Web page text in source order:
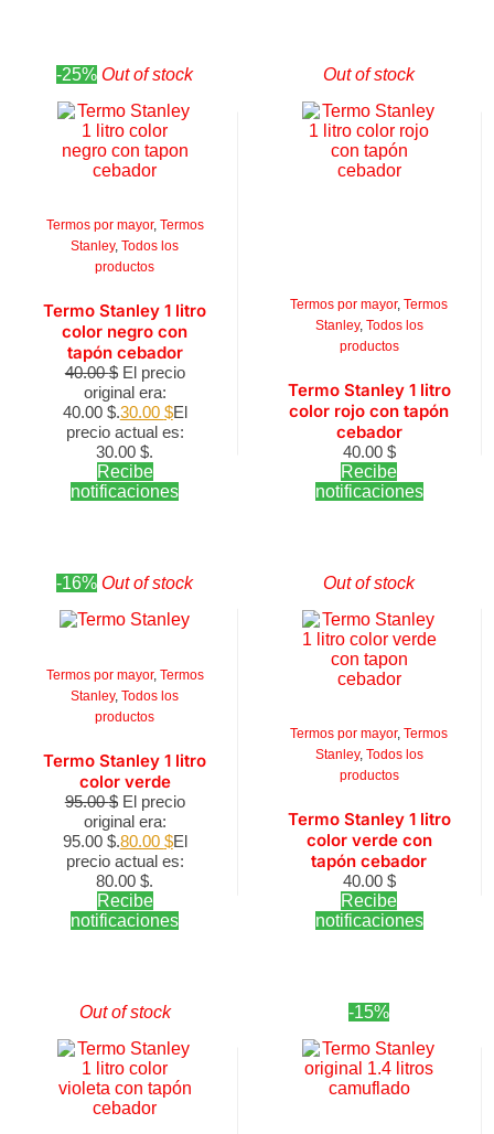
-25% Out of stock
Termos por mayor, Termos
Stanley,Todos los
productos
Termo Stanley 1 litro
color negro con
tapón cebador
40.00$ El precio
original era:
40.00 $.30.00 $El
precio actual es:
30.00 $.
Recibe
notificaciones
Out of stock
Termos por mayor,Termos
Stanley, Todos los
productos
Termo Stanley 1 litro
color rojo con tapón
cebador
40.00 $
Recibe
notificaciones
-16% Out of stock
Termos por mayor, Termos
Stanley,Todos los
productos
Termo Stanley 1 litro
color verde
95.00$ El precio
original era:
95.00 $.80.00 $El
precio actual es:
80.00 $.
Recibe
notificaciones
Out of stock
Termos por mayor,Termos
Stanley, Todos los
productos
Termo Stanley 1 litro
color verde con
tapón cebador
40.00 $
Recibe
notificaciones
Out of stock -15%